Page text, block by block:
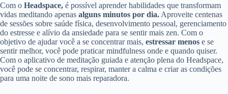
Com o Headspace, é possível aprender habilidades que transformam
vidas meditando apenas alguns minutos por dia. Aproveite centenas
de sessões sobre saúde física, desenvolvimento pessoal, gerenciamento
do estresse e alívio da ansiedade para se sentir mais zen. Com o
objetivo de ajudar você a se concentrar mais, estressar menos e se
sentir melhor, você pode praticar mindfulness onde e quando quiser.
Com o aplicativo de meditação guiada e atenção plena do Headspace,
você pode se concentrar, respirar, manter a calma e criar as condições
para uma noite de sono mais reparadora.